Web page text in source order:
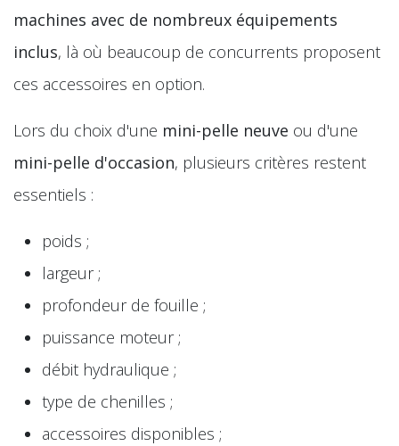
machines avec de nombreux équipements
inclus, là où beaucoup de concurrents proposent
ces accessoires en option.
Lors du choix d'une mini-pelle neuve ou d'une
mini-pelle d'occasion, plusieurs critères restent
essentiels :
poids ;
largeur ;
profondeur de fouille ;
puissance moteur ;
débit hydraulique ;
type de chenilles ;
accessoires disponibles ;